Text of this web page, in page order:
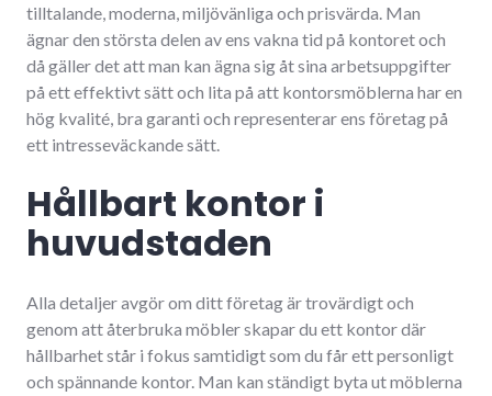
tilltalande, moderna, miljövänliga och prisvärda. Man
ägnar den största delen av ens vakna tid på kontoret och
då gäller det att man kan ägna sig åt sina arbetsuppgifter
på ett effektivt sätt och lita på att kontorsmöblerna har en
hög kvalité, bra garanti och representerar ens företag på
ett intresseväckande sätt.
Hållbart kontor i
huvudstaden
Alla detaljer avgör om ditt företag är trovärdigt och
genom att återbruka möbler skapar du ett kontor där
hållbarhet står i fokus samtidigt som du får ett personligt
och spännande kontor. Man kan ständigt byta ut möblerna